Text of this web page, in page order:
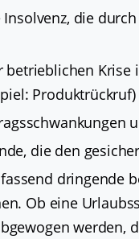
Insolvenz, die
betrieblichen Krise
Produktrückruf)
die den
dringende
Ob eine
werden,